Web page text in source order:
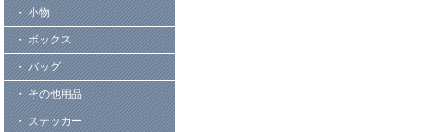
・ 小物
・ ボックス
・ バッグ
・ その他用品
・ ステッカー